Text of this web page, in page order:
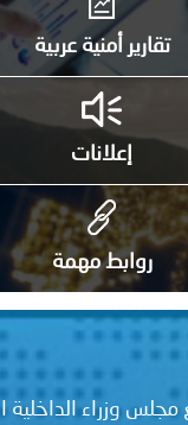
أمنية عربية
إعلانات
مهمة
الداخلية العرب